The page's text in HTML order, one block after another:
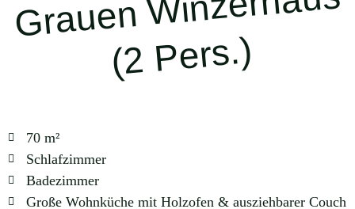
s.)
70 m²
Schlafzimmer
Badezimmer
Große Wohnküche mit Holzofen & ausziehbarer Couch